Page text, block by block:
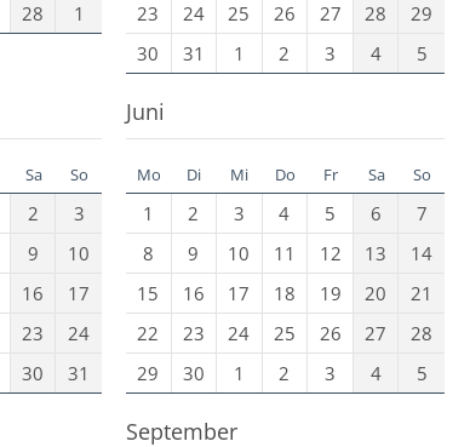
28 1
23
24 25 26 27 28
29
30
31 1 2 3 4 5
Sa So
2
3
9
10
16
17
23
24
30 31
Juni
Mo Di Mi Do Fr Sa So
1 2 3 4 5 6
7
8
9 10 11 12 13
14
15
16 17 18 19 20
21
22
23 24 25 26 27
28
29
30 1 2 3 4 5
September